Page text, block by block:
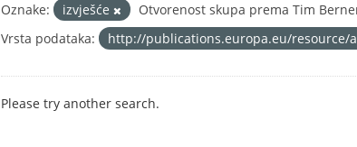
Oznake: izvješće Otvorenost skupa prema Tim
Vrsta podataka:
http://publications.europa.eu/resource/
Please try another search.